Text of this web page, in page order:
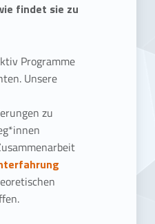
findet sie zu
Programme
Unsere
zu